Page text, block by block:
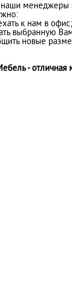
менеджеры
к нам в офис;
выбранную
новые
- отличная